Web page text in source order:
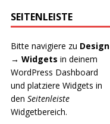
SEITENLEISTE
Bitte navigiere zu Design
→ Widgets in deinem
WordPress Dashboard
und platziere Widgets in
denSeitenleiste
Widgetbereich.